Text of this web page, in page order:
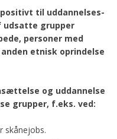
til uddannelses-
grupper
personer med
etnisk oprindelse
og uddannelse
grupper, f.eks. ved:
skånejobs.